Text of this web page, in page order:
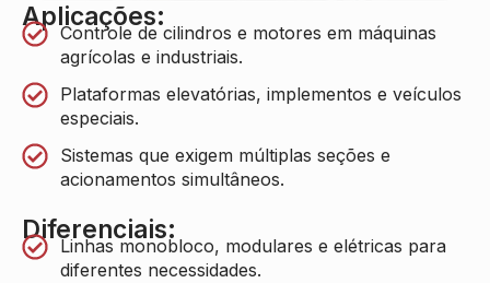
Aplicações:
Controle de cilindros e motores em máquinas
agrícolas e industriais.
Plataformas elevatórias, implementos e veículos
especiais.
Sistemas que exigem múltiplas seções e
acionamentos simultâneos.
Diferenciais:
Linhas monobloco, modulares e elétricas para
diferentes necessidades.